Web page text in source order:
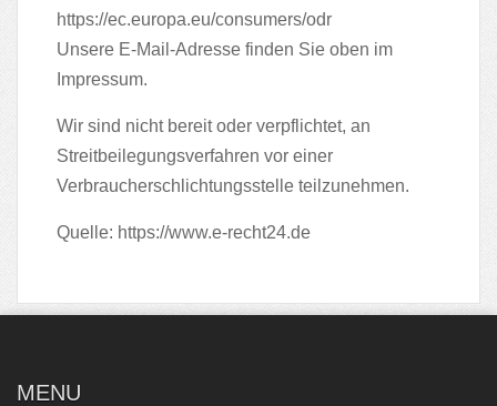
https://ec.europa.eu/consumers/odr
Unsere E-Mail-Adresse finden Sie oben im
Impressum.
Wir sind nicht bereit oder verpflichtet, an
Streitbeilegungsverfahren vor einer
Verbraucherschlichtungsstelle teilzunehmen.
Quelle: https://www.e-recht24.de
MENU